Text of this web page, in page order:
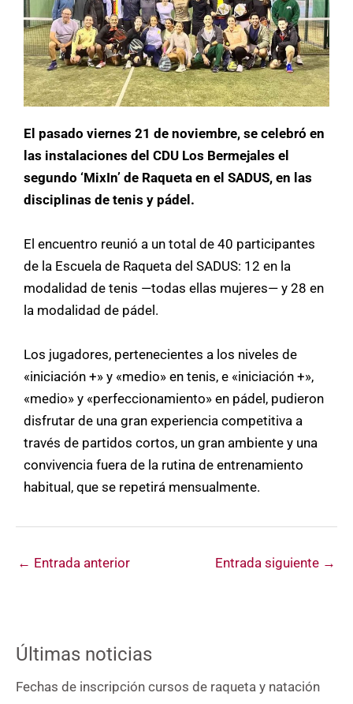
El pasado viernes 21 de noviembre, se celebró en
las instalaciones del CDU Los Bermejales el
segundo ‘MixIn’ de Raqueta en el SADUS, en las
disciplinas de tenis y pádel.
El encuentro reunió a un total de 40 participantes
de la Escuela de Raqueta del SADUS: 12 en la
modalidad de tenis —todas ellas mujeres— y 28 en
la modalidad de pádel.
Los jugadores, pertenecientes a los niveles de
«iniciación +» y «medio» en tenis, e «iniciación +»,
«medio» y «perfeccionamiento» en pádel, pudieron
disfrutar de una gran experiencia competitiva a
través de partidos cortos, un gran ambiente y una
convivencia fuera de la rutina de entrenamiento
habitual, que se repetirá mensualmente.
← Entrada anterior Entrada siguiente →
Últimas noticias
Fechas de inscripción cursos de raqueta y natación